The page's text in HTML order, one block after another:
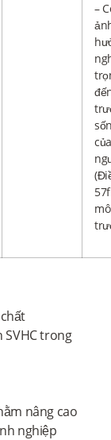
–
trong
nâng cao
nghiệp